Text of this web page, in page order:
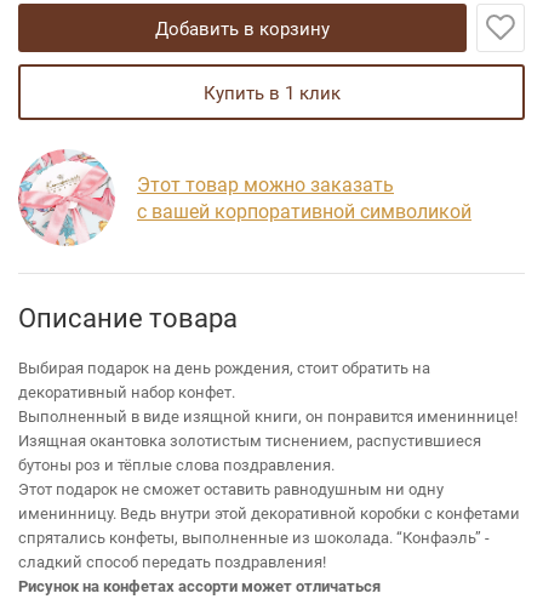
добавить в корзину
купить в 1 клик
Этот товар можно заказать
с вашей корпоративной символикой
Описание товара
Выбирая подарок на день рождения, стоит обратить на
декоративный набор конфет.
Выполненный в виде изящной книги, он понравится имениннице!
Изящная окантовка золотистым тиснением, распустившиеся
бутоны роз и тёплые слова поздравления.
Этот подарок не сможет оставить равнодушным ни одну
именинницу. Ведь внутри этой декоративной коробки с конфетами
спрятались конфеты, выполненные из шоколада. “Конфаэль” -
сладкий способ передать поздравления!
Рисунок на конфетах ассорти может отличаться